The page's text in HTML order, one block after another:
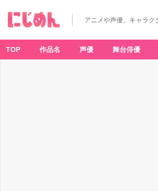
アニメや声優、キャラク
TOP 作品名 声優 舞台俳優